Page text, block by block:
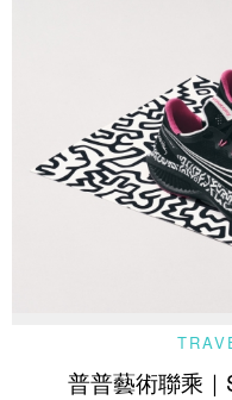
普普藝術聯乘